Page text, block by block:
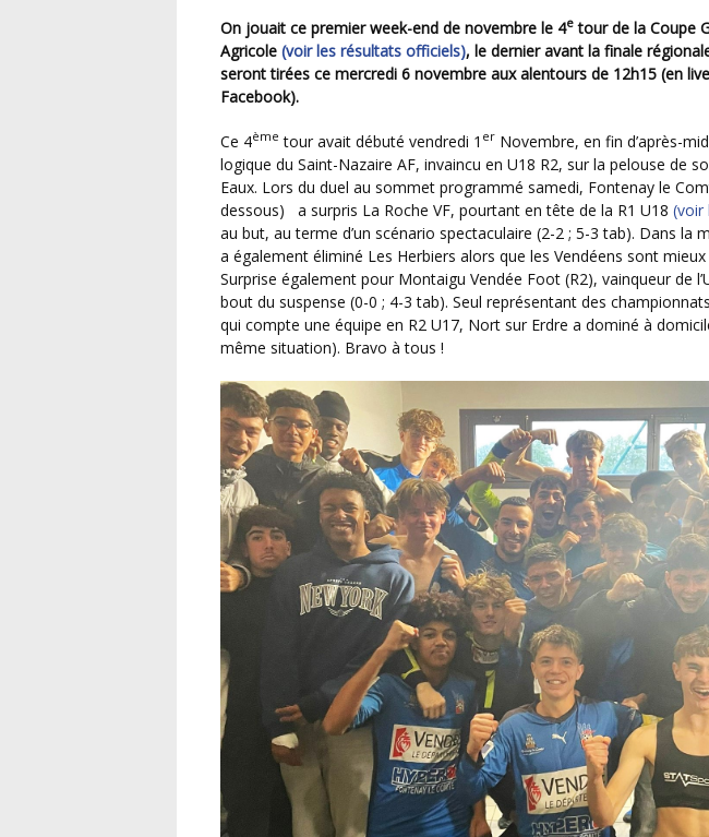
On jouait ce premier week-end de novembre le 4e tour de la Coupe
Agricole (voir les résultats officiels), le dernier avant la finale
seront tirées ce mercredi 6 novembre aux alentours de 12h15 (en
Facebook).
Ce 4ème tour avait débuté vendredi 1 er Novembre, en fin d’après-
logique du Saint-Nazaire AF, invaincu en U18 R2, sur la pelouse de
Eaux. Lors du duel au sommet programmé samedi, Fontenay le
dessous) a surpris La Roche VF, pourtant en tête de la R1 U18 (voir
au but, au terme d’un scénario spectaculaire (2-2 ; 5-3 tab). Dans la
a également éliminé Les Herbiers alors que les Vendéens sont mieux
Surprise également pour Montaigu Vendée Foot (R2), vainqueur de
bout du suspense (0-0 ; 4-3 tab). Seul représentant des
qui compte une équipe en R2 U17, Nort sur Erdre a dominé à
même situation). Bravo à tous !